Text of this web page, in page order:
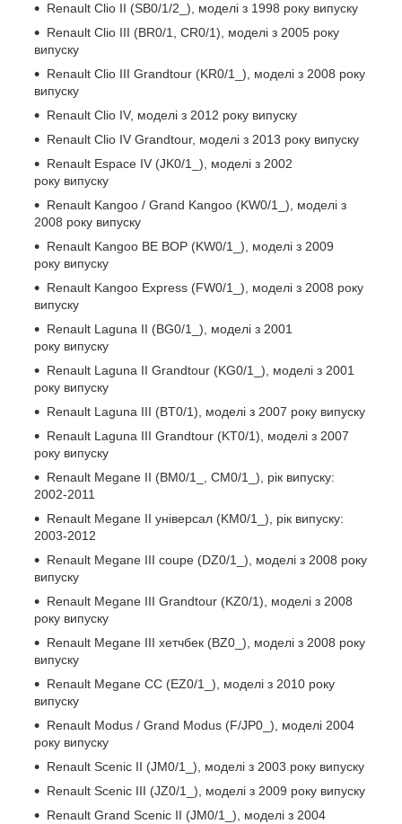
Renault Clio II (SB0/1/2_), моделі з 1998 року випуску
Renault Clio III (BR0/1, CR0/1), моделі з 2005 року
випуску
Renault Clio III Grandtour (KR0/1_), моделі з 2008 року
випуску
Renault Clio IV, моделі з 2012 року випуску
Renault Clio IV Grandtour, моделі з 2013 року випуску
Renault Espace IV (JK0/1_), моделі з 2002
року випуску
Renault Kangoo / Grand Kangoo (KW0/1_), моделі з
2008 року випуску
Renault Kangoo BE BOP (KW0/1_), моделі з 2009
року випуску
Renault Kangoo Express (FW0/1_), моделі з 2008 року
випуску
Renault Laguna II (BG0/1_), моделі з 2001
року випуску
Renault Laguna II Grandtour (KG0/1_), моделі з 2001
року випуску
Renault Laguna III (BT0/1), моделі з 2007 року випуску
Renault Laguna III Grandtour (KT0/1), моделі з 2007
року випуску
Renault Megane II (BM0/1_, CM0/1_), рік випуску:
2002-2011
Renault Megane II універсал (KM0/1_), рік випуску:
2003-2012
Renault Megane III coupe (DZ0/1_), моделі з 2008 року
випуску
Renault Megane III Grandtour (KZ0/1), моделі з 2008
року випуску
Renault Megane III хетчбек (BZ0_), моделі з 2008 року
випуску
Renault Megane CC (EZ0/1_), моделі з 2010 року
випуску
Renault Modus / Grand Modus (F/JP0_), моделі 2004
року випуску
Renault Scenic II (JM0/1_), моделі з 2003 року випуску
Renault Scenic III (JZ0/1_), моделі з 2009 року випуску
Renault Grand Scenic II (JM0/1_), моделі з 2004